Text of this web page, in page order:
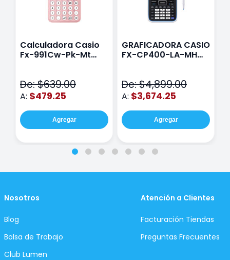
Calculadora Casio
Fx-991Cw-Pk-Mt
De: $639.00
A: $479.25
Agregar
GRAFICADORA CASIO
FX-CP400-LA-MH
De: $4,899.00
A: $3,674.25
Agregar
Nosotros
Blog
Bolsa de Trabajo
Club Lumen
Atención a Clientes
Facturación Tiendas
Preguntas Frecuentes